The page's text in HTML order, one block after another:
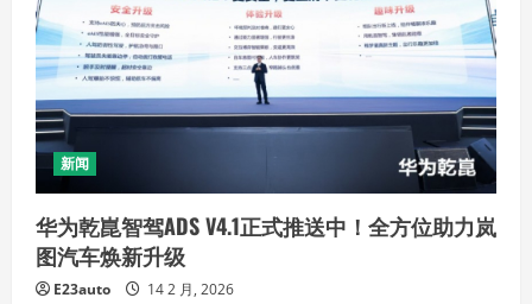
新闻
华为乾崑智驾ADS V4.1正式推送中！全方位助力岚
图汽车焕新升级
E23auto 14 2 月, 2026